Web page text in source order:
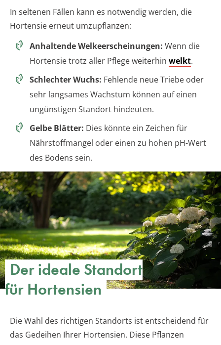
In seltenen Fällen kann es notwendig werden, die
Hortensie erneut umzupflanzen:
Anhaltende Welkeerscheinungen: Wenn die
Hortensie trotz aller Pflege weiterhin welkt.
Schlechter Wuchs: Fehlende neue Triebe oder
sehr langsames Wachstum können auf einen
ungünstigen Standort hindeuten.
Gelbe Blätter: Dies könnte ein Zeichen für
Nährstoffmangel oder einen zu hohen pH-Wert
des Bodens sein.
Der ideale Standort
für Hortensien
Die Wahl des richtigen Standorts ist entscheidend für
das Gedeihen Ihrer Hortensien. Diese Pflanzen